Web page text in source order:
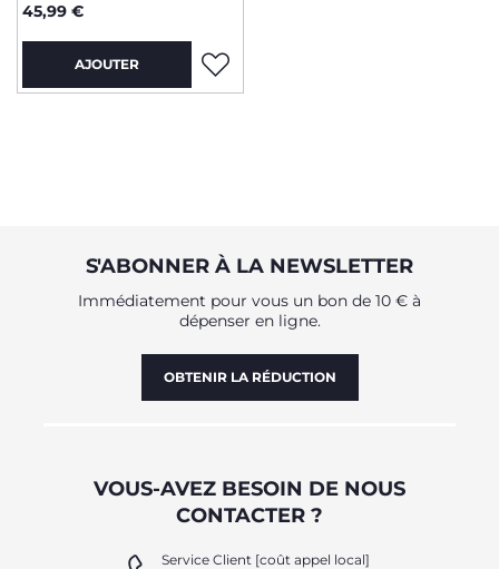
45,99 €
AJOUTER
S'ABONNER À LA NEWSLETTER
Immédiatement pour vous un bon de 10 € à
dépenser en ligne.
OBTENIR LA RÉDUCTION
VOUS-AVEZ BESOIN DE NOUS
CONTACTER ?
Service Client [coût appel local]